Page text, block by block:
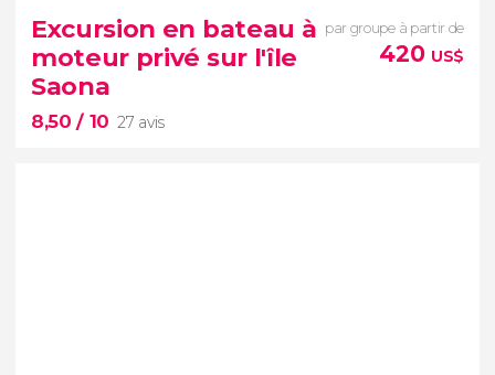
Excursion en bateau à
moteur privé sur l'île
Saona
8,50/ 10 27 avis
par groupe à partir de
420 US$